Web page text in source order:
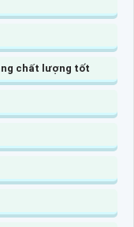
chất lượng tốt